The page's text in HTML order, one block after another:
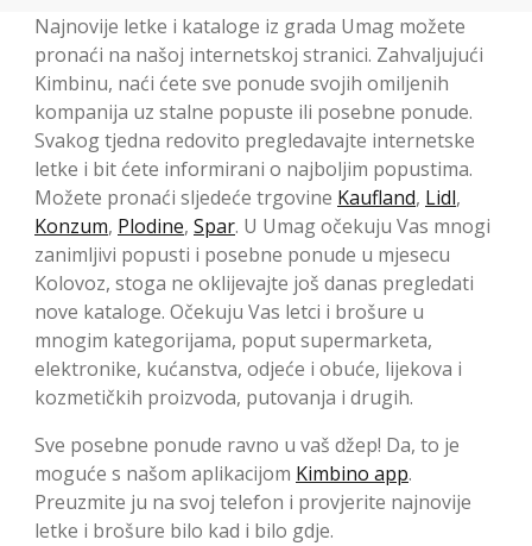
Najnovije letke i kataloge iz grada Umag možete
pronaći na našoj internetskoj stranici. Zahvaljujući
Kimbinu, naći ćete sve ponude svojih omiljenih
kompanija uz stalne popuste ili posebne ponude.
Svakog tjedna redovito pregledavajte internetske
letke i bit ćete informirani o najboljim popustima.
Možete pronaći sljedeće trgovine Kaufland, Lidl,
Konzum, Plodine, Spar. U Umag očekuju Vas mnogi
zanimljivi popusti i posebne ponude u mjesecu
Kolovoz, ​​stoga ne oklijevajte još danas pregledati
nove kataloge. Očekuju Vas letci i brošure u
mnogim kategorijama, poput supermarketa,
elektronike, kućanstva, odjeće i obuće, lijekova i
kozmetičkih proizvoda, putovanja i drugih.
Sve posebne ponude ravno u vaš džep! Da, to je
moguće s našom aplikacijom Kimbino app.
Preuzmite ju na svoj telefon i provjerite najnovije
letke i brošure bilo kad i bilo gdje.